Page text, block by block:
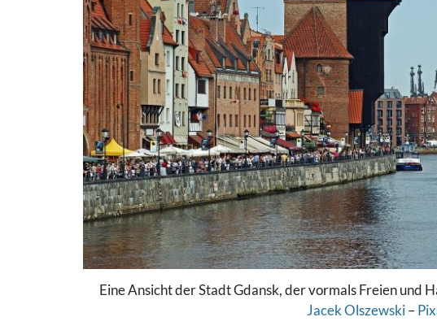
Eine Ansicht der Stadt Gdansk, der vormals Freien und
Jacek Olszewski–